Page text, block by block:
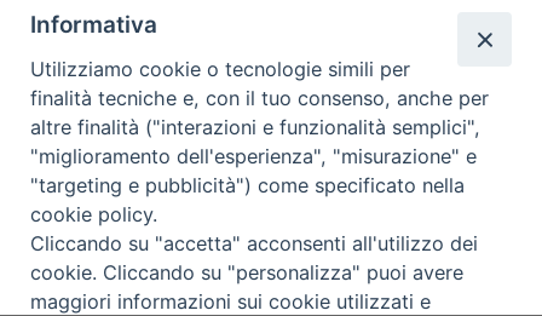
Messaggio della Presidenza della Conferenza Episcopale
Italiana in vista della scelta di avvalersi dell’insegnamento
della religione cattolica nell’anno scolastico 2013 2014
s
Informativa
Utilizziamo cookie o tecnologie simili per
finalità tecniche e, con il tuo consenso, anche per
altre finalità ("interazioni e funzionalità semplici",
"miglioramento dell'esperienza", "misurazione" e
"targeting e pubblicità") come specificato nella
cookie policy.
Cliccando su "accetta" acconsenti all'utilizzo dei
cookie. Cliccando su "personalizza" puoi avere
maggiori informazioni sui cookie utilizzati e